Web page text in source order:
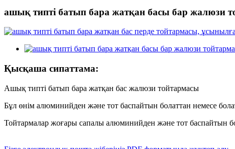
ашық типті батып бара жатқан басы бар жалюзи
Қысқаша сипаттама:
Ашық типті батып бара жатқан бас жалюзи тойтармасы
Бұл өнім алюминийден және тот баспайтын болаттан немесе
Тойтармалар жоғары сапалы алюминийден және тот баспайтын